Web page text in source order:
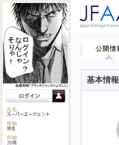
基本情報